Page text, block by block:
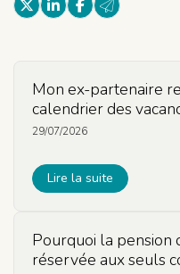
Mon ex-partenaire
calendrier des
29/07/2026
Lire la suite
Pourquoi la
réservée aux seuls